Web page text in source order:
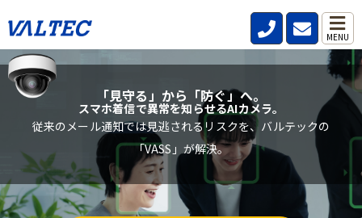
MENU
「見守る」から「防ぐ」へ。
スマホ着信で異常を知らせるAIカメラ。
従来のメール通知では見逃されるリスクを、バルテックの
「VASS」が解決。